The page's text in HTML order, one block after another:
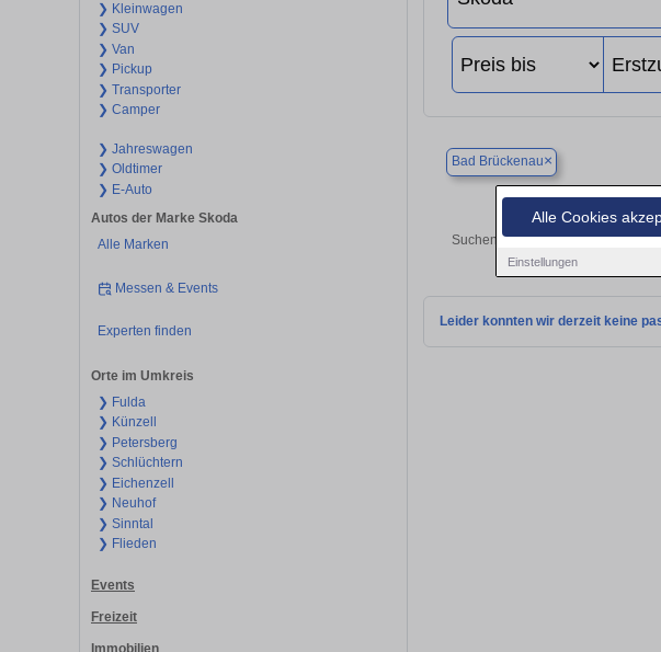
Alle Cookies
Einstellungen
❯ Kleinwagen
❯ SUV
❯ Van
❯ Pickup
❯ Transporter
❯ Camper
❯ Jahreswagen
❯ Oldtimer
❯ E-Auto
Autos der Marke Skoda
Alle Marken
Messen & Events
Experten finden
Orte im Umkreis
❯ Fulda
❯ Künzell
❯ Petersberg
❯ Schlüchtern
❯ Eichenzell
❯ Neuhof
❯ Sinntal
❯ Flieden
Events
Freizeit
Immobilien
Bad Brückenau×
Suchen Sie in Bad Brückenau
Leider konnten wir derzeit keine